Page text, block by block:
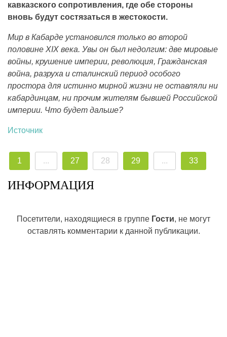
кавказского сопротивления, где обе стороны
вновь будут состязаться в жестокости.
Мир в Кабарде установился только во второй
половине XIX века. Увы он был недолгим: две мировые
войны, крушение империи, революция, Гражданская
война, разруха и сталинский период особого
простора для истинно мирной жизни не оставляли ни
кабардинцам, ни прочим жителям бывшей Российской
империи. Что будет дальше?
Источник
1 ... 27 28 29 ... 33
ИНФОРМАЦИЯ
Посетители, находящиеся в группе Гости, не могут
оставлять комментарии к данной публикации.